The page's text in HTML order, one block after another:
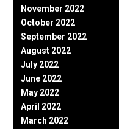
November 2022
October 2022
September 2022
August 2022
July 2022
June 2022
May 2022
April 2022
March 2022